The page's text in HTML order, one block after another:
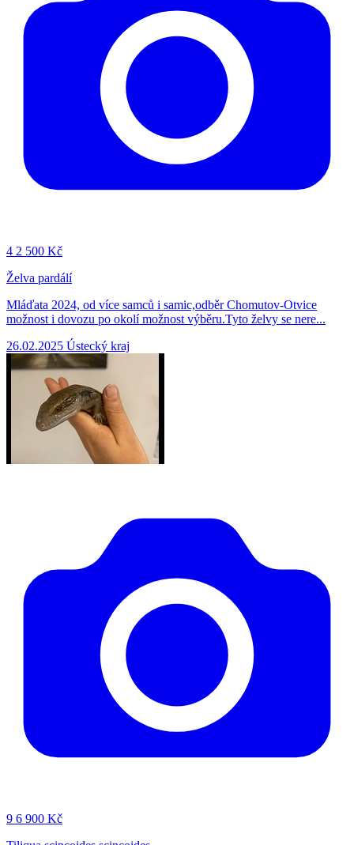
4 2 500 Kč
Želva pardálí
Mláďata 2024, od více samců i samic,odběr Chomutov-Otvice
možnost i dovozu po okolí možnost výběru.Tyto želvy se nere...
26.02.2025 Ústecký kraj
9 6 900 Kč